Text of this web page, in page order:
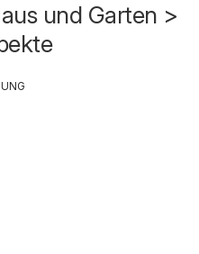
und Garten >